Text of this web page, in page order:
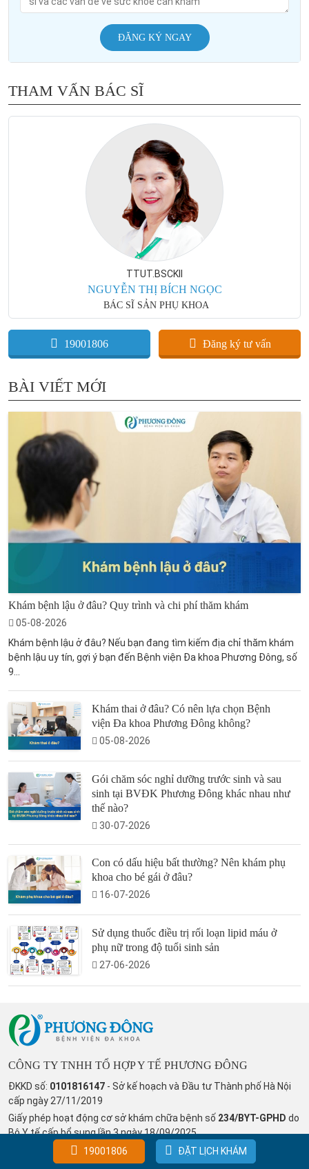
ĐĂNG KÝ NGAY
THAM VẤN BÁC SĨ
TTUT.BSCKII
NGUYỄN THỊ BÍCH NGỌC
BÁC SĨ SẢN PHỤ KHOA
19001806 Đăng ký tư vấn
BÀI VIẾT MỚI
Khám bệnh lậu ở đâu? Quy trình và chi phí thăm khám
05-08-2026
Khám bệnh lậu ở đâu? Nếu bạn đang tìm kiếm địa chỉ thăm khám
bệnh lậu uy tín, gợi ý bạn đến Bệnh viện Đa khoa Phương Đông, số
9...
Khám thai ở đâu? Có nên lựa chọn Bệnh
viện Đa khoa Phương Đông không?
05-08-2026
Gói chăm sóc nghỉ dưỡng trước sinh và sau
sinh tại BVĐK Phương Đông khác nhau như
thế nào?
30-07-2026
Con có dấu hiệu bất thường? Nên khám phụ
khoa cho bé gái ở đâu?
16-07-2026
Sử dụng thuốc điều trị rối loạn lipid máu ở
phụ nữ trong độ tuổi sinh sản
27-06-2026
19001806 ĐẶT LỊCH KHÁM
CÔNG TY TNHH TỔ HỢP Y TẾ PHƯƠNG ĐÔNG
ĐKKD số: 0101816147 - Sở kế hoạch và Đầu tư Thành phố Hà Nội
cấp ngày 27/11/2019
Giấy phép hoạt động cơ sở khám chữa bệnh số 234/BYT-GPHD do
Bộ Y tế cấp bổ sung lần 3 ngày 18/09/2025
Địa chỉ trụ sở: Số 9, Phố Viên, Phường Đông Ngạc, Thành phố Hà
Nội, Việt Nam